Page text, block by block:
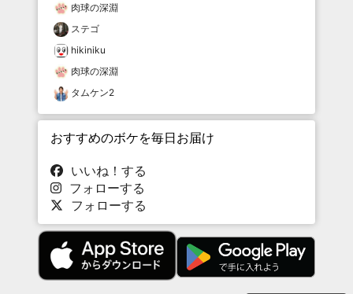
肉球の深淵
ステゴ
hikiniku
肉球の深淵
タムケン2
おすすめのボケを毎日お届け
いいね！する
フォローする
フォローする